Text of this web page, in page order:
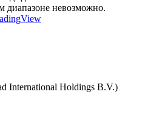
диапазоне невозможно.
International Holdings B.V.)